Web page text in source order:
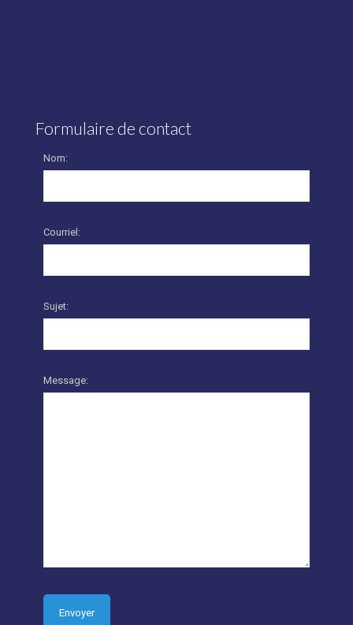
Formulaire de contact
Nom:
Courriel:
Sujet:
Message: